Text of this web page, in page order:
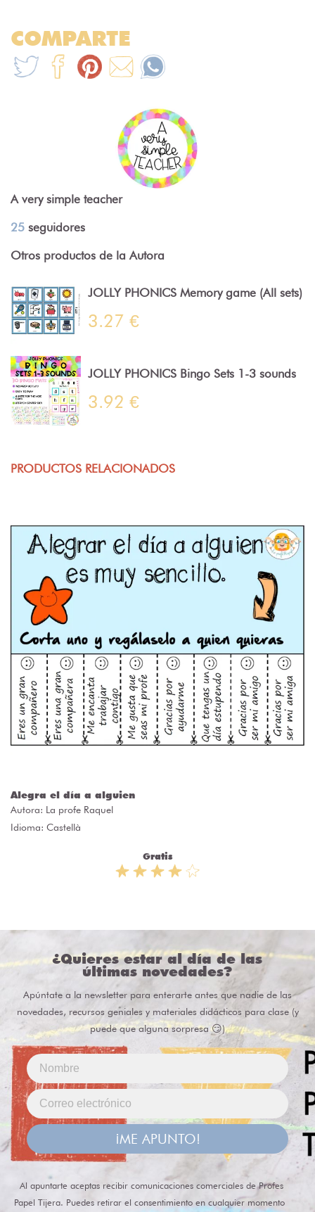
COMPARTE
A very simple teacher
25 seguidores
Otros productos de la Autora
JOLLY PHONICS Memory game (All sets)
3.27 €
JOLLY PHONICS Bingo Sets 1-3 sounds
3.92 €
PRODUCTOS RELACIONADOS
Alegra el día a alguien
Autora: La profe Raquel
Idioma: Castellà
Gratis
¿Quieres estar al día de las
últimas novedades?
Apúntate a la newsletter para enterarte antes que nadie de las
novedades, recursos geniales y materiales didácticos para clase (y
puede que alguna sorpresa 😏)
¡ME APUNTO!
Al apuntarte aceptas recibir comunicaciones comerciales de Profes
Papel Tijera. Puedes retirar el consentimiento en cualquier momento